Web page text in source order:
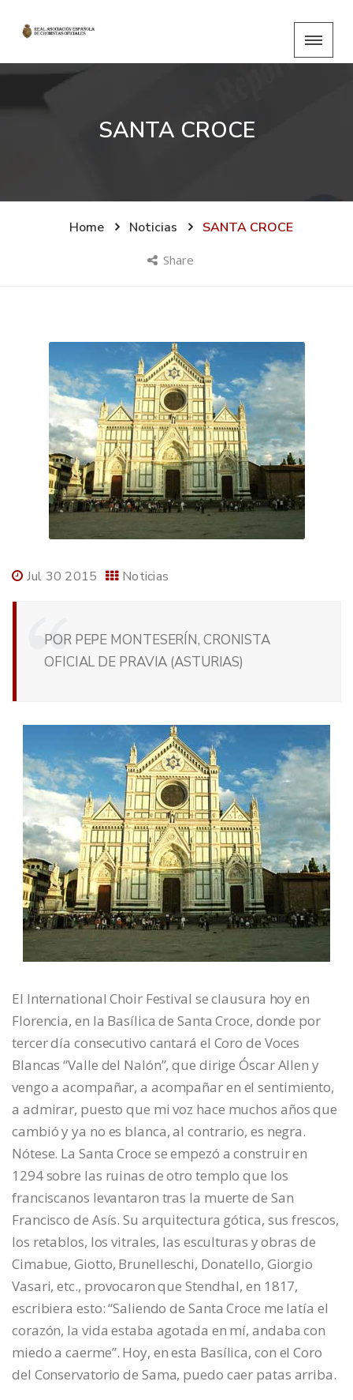
SANTA CROCE
Home Noticias SANTA CROCE
Share
Jul 30 2015 Noticias
POR PEPE MONTESERÍN, CRONISTA
OFICIAL DE PRAVIA (ASTURIAS)
El International Choir Festival se clausura hoy en
Florencia, en la Basílica de Santa Croce, donde por
tercer día consecutivo cantará el Coro de Voces
Blancas “Valle del Nalón”, que dirige Óscar Allen y
vengo a acompañar, a acompañar en el sentimiento,
a admirar, puesto que mi voz hace muchos años que
cambió y ya no es blanca, al contrario, es negra.
Nótese. La Santa Croce se empezó a construir en
1294 sobre las ruinas de otro templo que los
franciscanos levantaron tras la muerte de San
Francisco de Asís. Su arquitectura gótica, sus frescos,
los retablos, los vitrales, las esculturas y obras de
Cimabue, Giotto, Brunelleschi, Donatello, Giorgio
Vasari, etc., provocaron que Stendhal, en 1817,
escribiera esto: “Saliendo de Santa Croce me latía el
corazón, la vida estaba agotada en mí, andaba con
miedo a caerme”. Hoy, en esta Basílica, con el Coro
del Conservatorio de Sama, puedo caer patas arriba.